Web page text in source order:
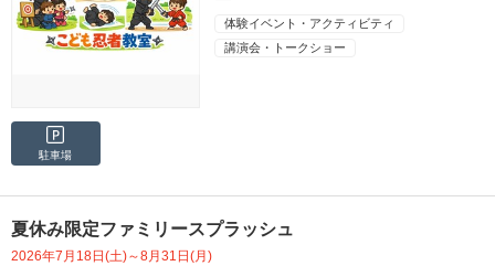
体験イベント・アクティビティ
講演会・トークショー
駐車場
夏休み限定ファミリースプラッシュ
2026年7月18日(土)～8月31日(月)